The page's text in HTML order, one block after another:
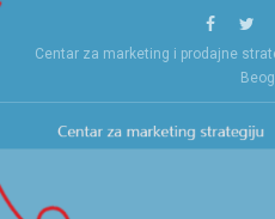
Skip
Centar za marketing i prodajne